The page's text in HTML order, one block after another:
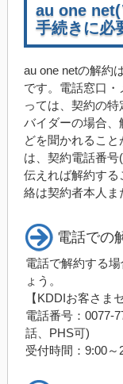
au one net(
手続きに必
au one netの解約
です。電話窓口
っては、契約の
バイダーの場合
どを聞かれるこ
は、契約電話番
伝えれば解約す
絡は契約者本人ま
電話での
電話で解約する
ょう。
【KDDIお客さま
電話番号：0077-
話、PHS可)
受付時間：9:00～